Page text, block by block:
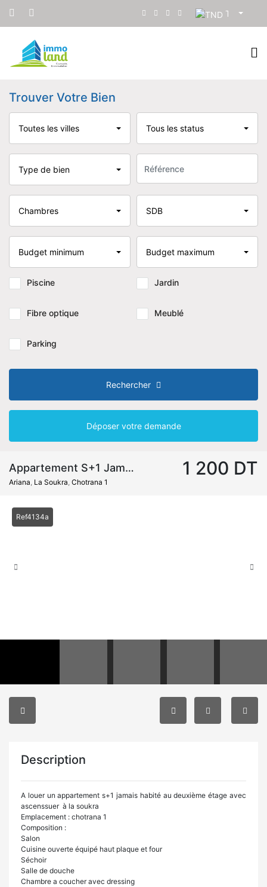
TND
Trouver Votre Bien
Toutes les villes Tous les status
Type de bien
Chambres SDB
Budget minimum Budget maximum
Piscine Jardin
Fibre optique Meublé
Parking
Rechercher
Déposer votre demande
Appartement S+1 Jamais Habité
Ariana, La Soukra, Chotrana 1
1 200 DT
Ref4134a
Description
A louer un appartement s+1 jamais habité au deuxième étage avec
ascenssuer à la soukra
Emplacement : chotrana 1
Composition :
Salon
Cuisine ouverte équipé haut plaque et four
Séchoir
Salle de douche
Chambre a coucher avec dressing